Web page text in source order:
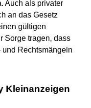
Auch als privater
an das Gesetz
gültigen
Sorge tragen, dass
Rechtsmängeln
Kleinanzeigen